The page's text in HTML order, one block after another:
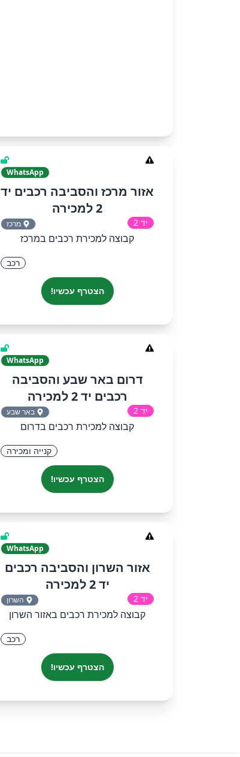
WhatsApp
אזור מרכז והסביבה רכבים יד
2 למכירה
יד 2 מרכז
קבוצה למכירת רכבים במרכז
רכב
הצטרף עכשיו!
WhatsApp
דרום באר שבע והסביבה
רכבים יד 2 למכירה
יד 2 באר שבע
קבוצה למכירת רכבים בדרום
קנייה ומכירה
הצטרף עכשיו!
WhatsApp
אזור השרון והסביבה רכבים
יד 2 למכירה
יד 2 השרון
קבוצה למכירת רכבים באזור השרון
רכב
הצטרף עכשיו!